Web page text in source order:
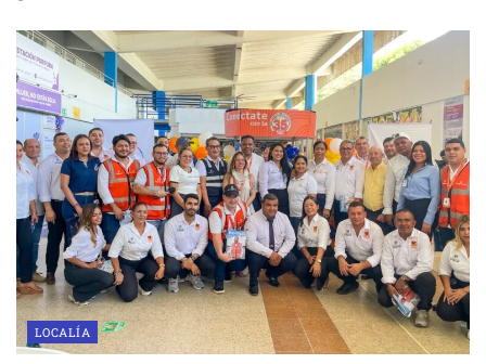
LOCALÍA